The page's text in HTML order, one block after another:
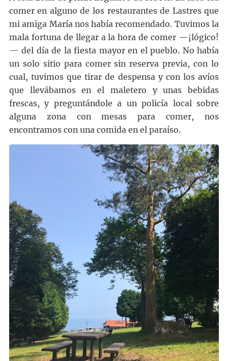
comer en alguno de los restaurantes de Lastres que
mi amiga María nos había recomendado. Tuvimos la
mala fortuna de llegar a la hora de comer —¡lógico!
— del día de la fiesta mayor en el pueblo. No había
un solo sitio para comer sin reserva previa, con lo
cual, tuvimos que tirar de despensa y con los avíos
que llevábamos en el maletero y unas bebidas
frescas, y preguntándole a un policía local sobre
alguna zona con mesas para comer, nos
encontramos con una comida en el paraíso.